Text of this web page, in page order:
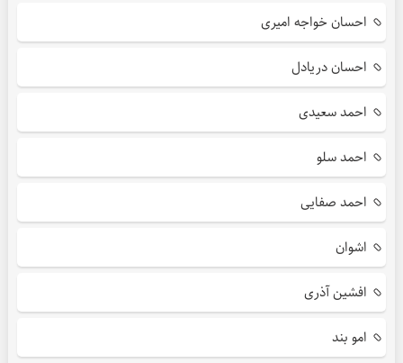
احسان خواجه امیری
احسان دریادل
احمد سعیدی
احمد سلو
احمد صفایی
اشوان
افشین آذری
امو بند